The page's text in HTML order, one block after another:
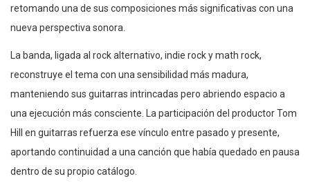
retomando una de sus composiciones más significativas con una
nueva perspectiva sonora.
La banda, ligada al rock alternativo, indie rock y math rock,
reconstruye el tema con una sensibilidad más madura,
manteniendo sus guitarras intrincadas pero abriendo espacio a
una ejecución más consciente. La participación del productor Tom
Hill en guitarras refuerza ese vínculo entre pasado y presente,
aportando continuidad a una canción que había quedado en pausa
dentro de su propio catálogo.